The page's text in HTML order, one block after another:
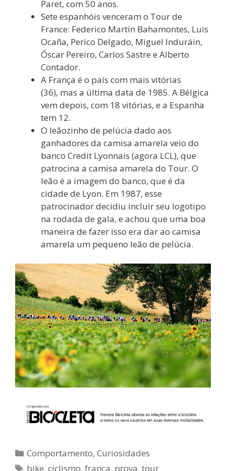
Paret, com 50 anos.
Sete espanhóis venceram o Tour de
France: Federico Martín Bahamontes, Luis
Ocaña, Perico Delgado, Miguel Induráin,
Óscar Pereiro, Carlos Sastre e Alberto
Contador.
A França é o país com mais vitórias
(36), mas a última data de 1985. A Bélgica
vem depois, com 18 vitórias, e a Espanha
tem 12.
O leãozinho de pelúcia dado aos
ganhadores da camisa amarela veio do
banco Credit Lyonnais (agora LCL), que
patrocina a camisa amarela do Tour. O
leão é a imagem do banco, que é da
cidade de Lyon. Em 1987, esse
patrocinador decidiu incluir seu logotipo
na rodada de gala, e achou que uma boa
maneira de fazer isso era dar ao camisa
amarela um pequeno leão de pelúcia.
Categorias
Comportamento,Curiosidades
Tags
bike,ciclismo,frança, prova,tour